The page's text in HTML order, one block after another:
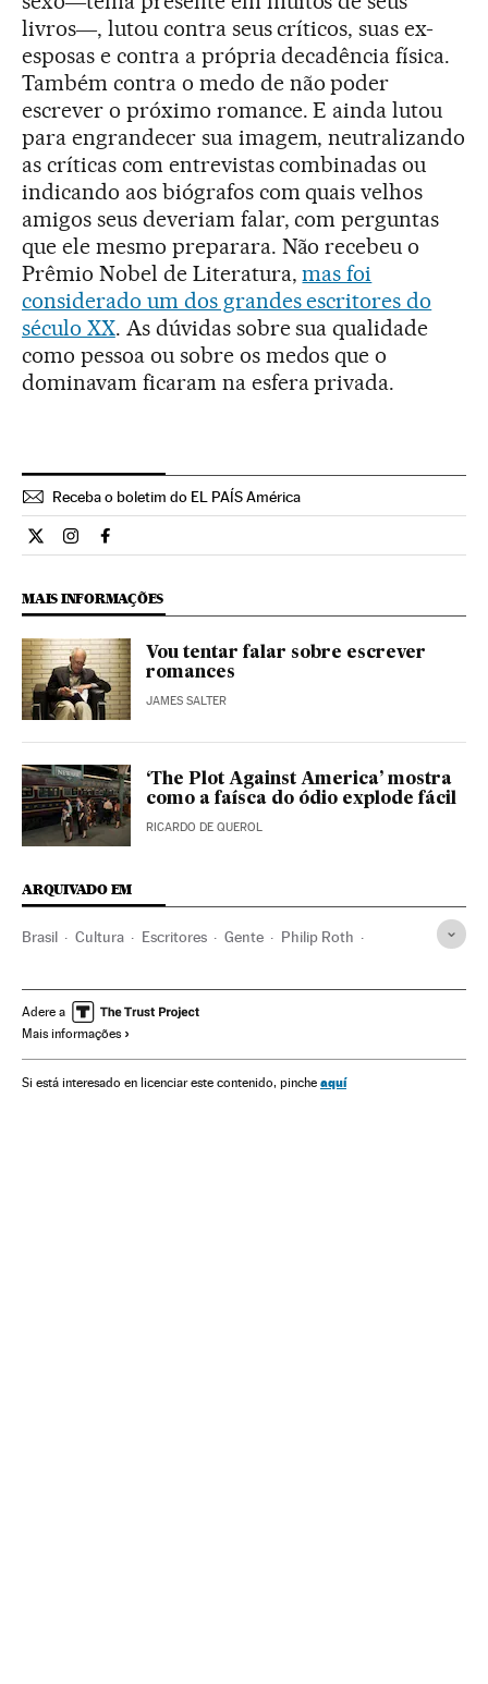
livros―, lutou contra seus críticos, suas ex-
esposas e contra a própria decadência física.
Também contra o medo de não poder
escrever o próximo romance. E ainda lutou
para engrandecer sua imagem, neutralizando
as críticas com entrevistas combinadas ou
indicando aos biógrafos com quais velhos
amigos seus deveriam falar, com perguntas
que ele mesmo preparara. Não recebeu o
Prêmio Nobel de Literatura,mas foi
considerado um dos grandes escritores do
século XX. As dúvidas sobre sua qualidade
como pessoa ou sobre os medos que o
dominavam ficaram na esfera privada.
Receba o boletim do EL PAÍS América
Estilo El País Brasil en Twitter
Estilo El País Brasil en Instagram
Estilo El País Brasil en Facebook
MAIS INFORMAÇÕES
Vou tentar falar sobre escrever
romances
JAMES SALTER
‘The Plot Against America’ mostra
como a faísca do ódio explode fácil
RICARDO DE QUEROL
ARQUIVADO EM
Brasil Cultura Escritores Gente Philip Roth
Adere a
Mais informações
Si está interesado en licenciar este contenido, pinche aquí